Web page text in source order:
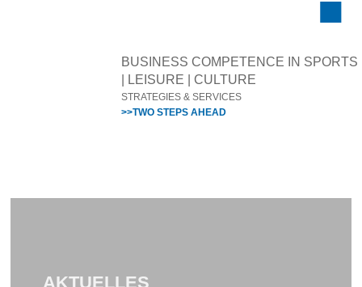
BUSINESS COMPETENCE IN SPORTS
| LEISURE | CULTURE
STRATEGIES & SERVICES
>>TWO STEPS AHEAD
AKTUELLES